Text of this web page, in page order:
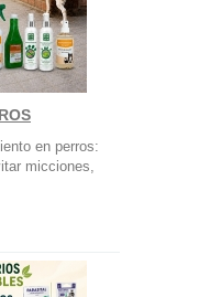
en perros:
micciones,